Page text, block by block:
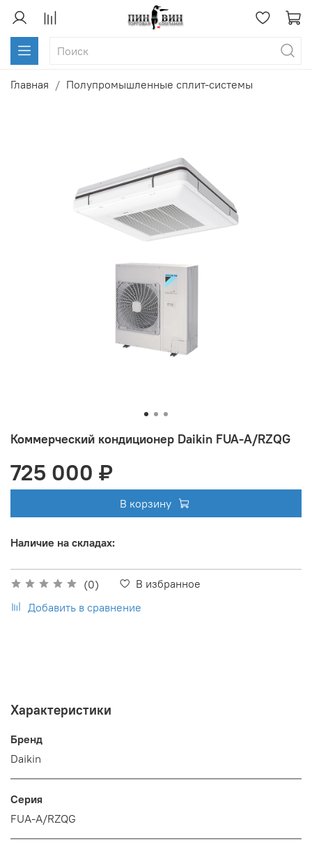
Главная Полупромышленные сплит-системы
Коммерческий кондиционер Daikin FUA-A/RZQG
(0)
В избранное
Добавить в сравнение
725 000 ₽
В корзину
Наличие на складах:
Характеристики
Бренд
Daikin
Серия
FUA-A/RZQG